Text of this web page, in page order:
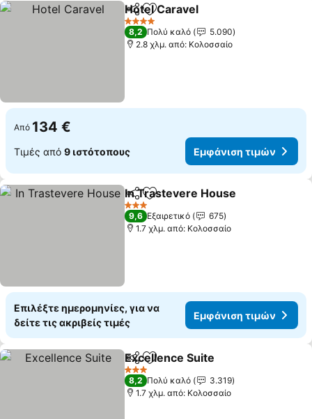
Κοινοποίηση
Προσθήκη στα αγαπημένα
Hotel Caravel
4 Αστέρια
8,2 Πολύ καλό
5.090
2.8 χλμ. από: Κολοσσαίο
Από 134 €
Τιμές από 9 ιστότοπους Εμφάνιση τιμών
Κοινοποίηση
Προσθήκη στα αγαπημένα
In Trastevere House
3 Αστέρια
9,6 Εξαιρετικό
675
1.7 χλμ. από: Κολοσσαίο
Επιλέξτε ημερομηνίες, για να
δείτε τις ακριβείς τιμές
Εμφάνιση τιμών
Κοινοποίηση
Προσθήκη στα αγαπημένα
Excellence Suite
3 Αστέρια
8,2 Πολύ καλό
3.319
1.7 χλμ. από: Κολοσσαίο